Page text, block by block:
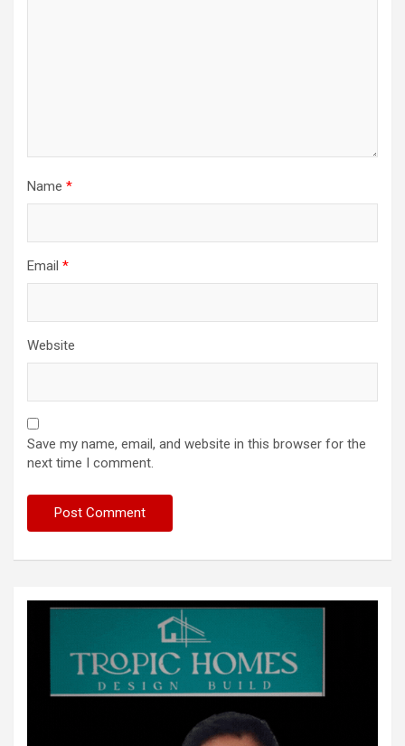
Name *
Email *
Website
Save my name, email, and website in this browser for the
next time I comment.